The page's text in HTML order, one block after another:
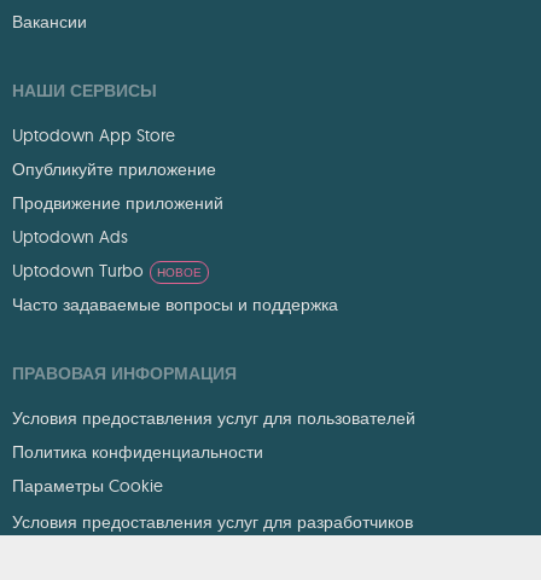
Вакансии
НАШИ СЕРВИСЫ
Uptodown App Store
Опубликуйте приложение
Продвижение приложений
Uptodown Ads
Uptodown Turbo
НОВОЕ
Часто задаваемые вопросы и поддержка
ПРАВОВАЯ ИНФОРМАЦИЯ
Условия предоставления услуг для пользователей
Политика конфиденциальности
Параметры Cookie
Условия предоставления услуг для разработчиков